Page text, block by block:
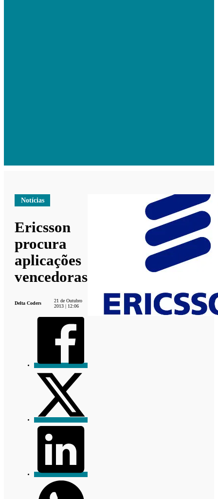
Notícias
Ericsson
procura
aplicações
vencedoras
Delta Coders
21 de Outubro
2013 | 12:06